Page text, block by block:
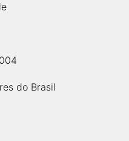
do Brasil